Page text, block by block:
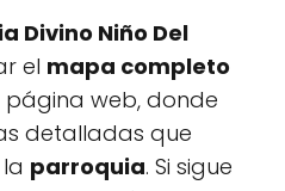
Divino Niño Del
el mapa completo
web, donde
detalladas que
parroquia. Si sigue